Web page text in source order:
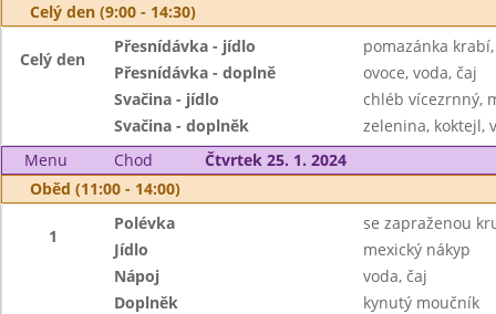
Celý den (9:00 - 14:30)
Celý den
Přesnídávka - jídlo
pomazánka
Přesnídávka - doplně
ovoce, voda, čaj
Svačina - jídlo
chléb vícezrnný,
Svačina - doplněk
zelenina, koktejl,
Menu
Chod
Čtvrtek 25. 1. 2024
Oběd (11:00 - 14:00)
1
Polévka
se zapraženou
Jídlo
mexický nákyp
Nápoj
voda, čaj
Doplněk
kynutý moučník